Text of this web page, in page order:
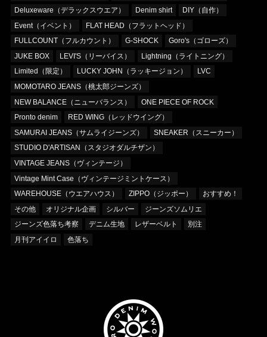
Deluxeware（デラックスウエア）
Denim shirt
DIY（自作）
Event（イベント）
FLAT HEAD（フラットヘッド）
FULLCOUNT（フルカウント）
G-SHOCK
Goro's（ゴローズ）
JUKE BOX
LEVI'S（リーバイス）
Lightning（ライトニング）
Limited（限定）
LUCKY JOHN（ラッキージョン）
LVC
MOMOTARO JEANS（桃太郎ジーンズ）
NEW BALANCE（ニューバランス）
ONE PIECE OF ROCK
Pronto denim
RED WING（レッドウイング）
SAMURAI JEANS（サムライジーンズ）
SNEAKER（スニーカー）
STUDIO D'ARTISAN（スタジオダルチザン）
VINTAGE JEANS（ヴィンテージ）
Vintage Mint Case（ヴィンテージミントケース）
WAREHOUSE（ウエアハウス）
ZIPPO（ジッポー）
おすすめ！
その他
オリジナル企画 シルバー
ジーンズソムリエ
ジーンズ色落ち考察
デニム生地 レザーベルト
別注
月刊アイイロ
色落ち